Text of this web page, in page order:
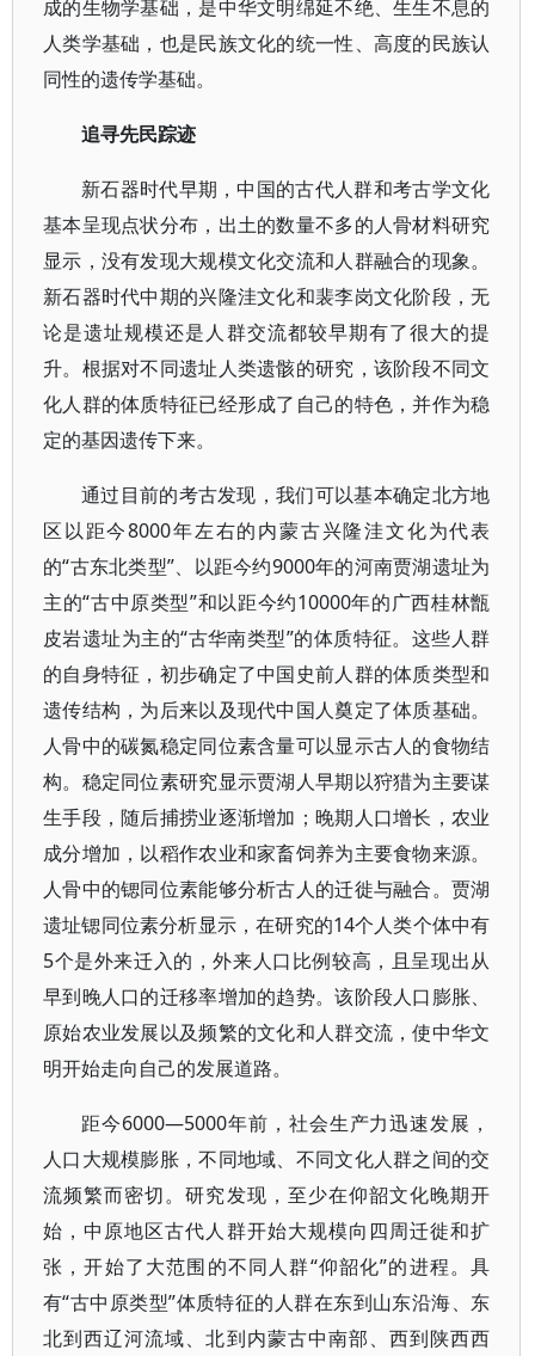
成的生物学基础，是中华文明绵延不绝、生生不息的
人类学基础，也是民族文化的统一性、高度的民族认
同性的遗传学基础。
追寻先民踪迹
新石器时代早期，中国的古代人群和考古学文化
基本呈现点状分布，出土的数量不多的人骨材料研究
显示，没有发现大规模文化交流和人群融合的现象。
新石器时代中期的兴隆洼文化和裴李岗文化阶段，无
论是遗址规模还是人群交流都较早期有了很大的提
升。根据对不同遗址人类遗骸的研究，该阶段不同文
化人群的体质特征已经形成了自己的特色，并作为稳
定的基因遗传下来。
通过目前的考古发现，我们可以基本确定北方地
区以距今8000年左右的内蒙古兴隆洼文化为代表
的“古东北类型”、以距今约9000年的河南贾湖遗址为
主的“古中原类型”和以距今约10000年的广西桂林甑
皮岩遗址为主的“古华南类型”的体质特征。这些人群
的自身特征，初步确定了中国史前人群的体质类型和
遗传结构，为后来以及现代中国人奠定了体质基础。
人骨中的碳氮稳定同位素含量可以显示古人的食物结
构。稳定同位素研究显示贾湖人早期以狩猎为主要谋
生手段，随后捕捞业逐渐增加；晚期人口增长，农业
成分增加，以稻作农业和家畜饲养为主要食物来源。
人骨中的锶同位素能够分析古人的迁徙与融合。贾湖
遗址锶同位素分析显示，在研究的14个人类个体中有
5个是外来迁入的，外来人口比例较高，且呈现出从
早到晚人口的迁移率增加的趋势。该阶段人口膨胀、
原始农业发展以及频繁的文化和人群交流，使中华文
明开始走向自己的发展道路。
距今6000—5000年前，社会生产力迅速发展，
人口大规模膨胀，不同地域、不同文化人群之间的交
流频繁而密切。研究发现，至少在仰韶文化晚期开
始，中原地区古代人群开始大规模向四周迁徙和扩
张，开始了大范围的不同人群“仰韶化”的进程。具
有“古中原类型”体质特征的人群在东到山东沿海、东
北到西辽河流域、北到内蒙古中南部、西到陕西西